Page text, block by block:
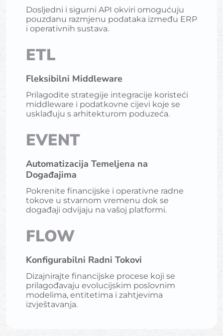
Dosljedni i sigurni API okviri omogućuju
pouzdanu razmjenu podataka između ERP
i operativnih sustava.
ETL
Fleksibilni Middleware
Prilagodite strategije integracije koristeći
middleware i podatkovne cijevi koje se
usklađuju s arhitekturom poduzeća.
EVENT
Automatizacija Temeljena na
Događajima
Pokrenite financijske i operativne radne
tokove u stvarnom vremenu dok se
događaji odvijaju na vašoj platformi.
FLOW
Konfigurabilni Radni Tokovi
Dizajnirajte financijske procese koji se
prilagođavaju evolucijskim poslovnim
modelima, entitetima i zahtjevima
izvještavanja.